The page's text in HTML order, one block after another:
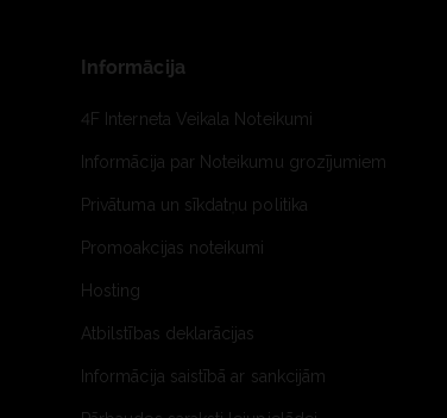
Informācija
4F Interneta Veikala Noteikumi
Informācija par Noteikumu grozījumiem
Privātuma un sīkdatņu politika
Promoakcijas noteikumi
Hosting
Atbilstības deklarācijas
Informācija saistībā ar sankcijām